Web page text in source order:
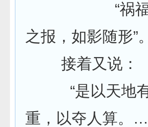
“祸福无门
之报，如影随形”。
接着又说：
“是以天地有
重，以夺人算。